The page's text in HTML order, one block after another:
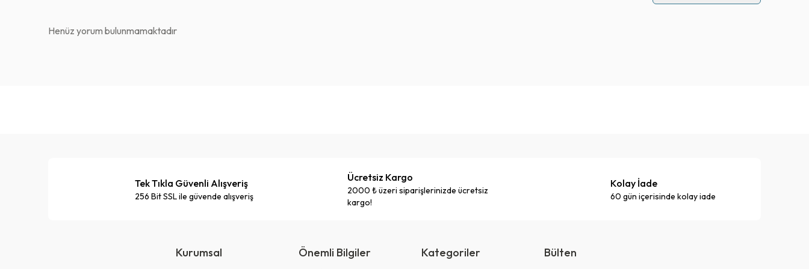
Henüz yorum bulunmamaktadır
Tek Tıkla Güvenli Alışveriş
256 Bit SSL ile güvende alışveriş
Ücretsiz Kargo
2000 ₺ üzeri siparişlerinizde ücretsiz
kargo!
Kolay İade
60 gün içerisinde kolay iade
Kurumsal Önemli Bilgiler Kategoriler Bülten